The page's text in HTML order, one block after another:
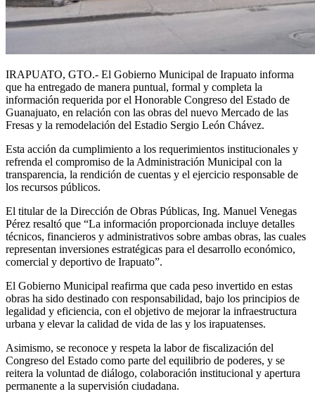
IRAPUATO, GTO.- El Gobierno Municipal de Irapuato informa
que ha entregado de manera puntual, formal y completa la
información requerida por el Honorable Congreso del Estado de
Guanajuato, en relación con las obras del nuevo Mercado de las
Fresas y la remodelación del Estadio Sergio León Chávez.
Esta acción da cumplimiento a los requerimientos institucionales y
refrenda el compromiso de la Administración Municipal con la
transparencia, la rendición de cuentas y el ejercicio responsable de
los recursos públicos.
El titular de la Dirección de Obras Públicas, Ing. Manuel Venegas
Pérez resaltó que “La información proporcionada incluye detalles
técnicos, financieros y administrativos sobre ambas obras, las cuales
representan inversiones estratégicas para el desarrollo económico,
comercial y deportivo de Irapuato”.
El Gobierno Municipal reafirma que cada peso invertido en estas
obras ha sido destinado con responsabilidad, bajo los principios de
legalidad y eficiencia, con el objetivo de mejorar la infraestructura
urbana y elevar la calidad de vida de las y los irapuatenses.
Asimismo, se reconoce y respeta la labor de fiscalización del
Congreso del Estado como parte del equilibrio de poderes, y se
reitera la voluntad de diálogo, colaboración institucional y apertura
permanente a la supervisión ciudadana.